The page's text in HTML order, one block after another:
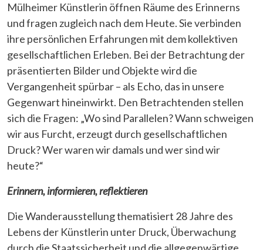
Mülheimer Künstlerin öffnen Räume des Erinnerns
und fragen zugleich nach dem Heute. Sie verbinden
ihre persönlichen Erfahrungen mit dem kollektiven
gesellschaftlichen Erleben. Bei der Betrachtung der
präsentierten Bilder und Objekte wird die
Vergangenheit spürbar – als Echo, das in unsere
Gegenwart hineinwirkt. Den Betrachtenden stellen
sich die Fragen: „Wo sind Parallelen? Wann schweigen
wir aus Furcht, erzeugt durch gesellschaftlichen
Druck? Wer waren wir damals und wer sind wir
heute?“
Erinnern, informieren, reflektieren
Die Wanderausstellung thematisiert 28 Jahre des
Lebens der Künstlerin unter Druck, Überwachung